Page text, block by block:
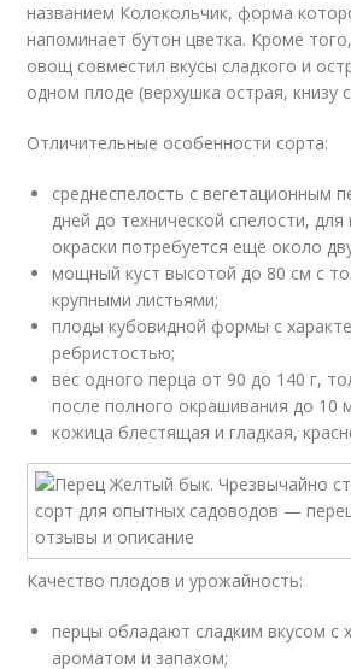
названием Колокольчик, форма
напоминает бутон цветка. Кроме
овощ совместил вкусы сладкого и
одном плоде (верхушка острая, книзу
Отличительные особенности сорта:
среднеспелость с вегетационным
дней до технической спелости,
окраски потребуется ещё около
мощный куст высотой до 80 см с
крупными листьями;
плоды кубовидной формы с
ребристостью;
вес одного перца от 90 до 140 г,
после полного окрашивания до 10
кожица блестящая и гладкая,
Качество плодов и урожайность:
перцы обладают сладким вкусом с
ароматом и запахом;